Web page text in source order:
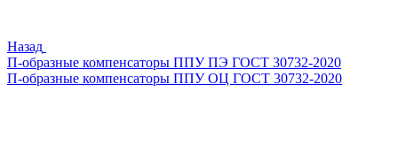
Назад
П-образные компенсаторы ППУ ПЭ ГОСТ 30732-2020
П-образные компенсаторы ППУ ОЦ ГОСТ 30732-2020